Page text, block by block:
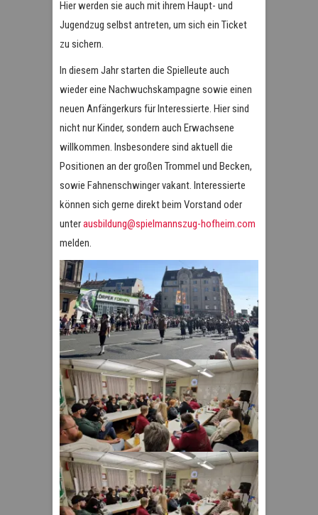
Hier werden sie auch mit ihrem Haupt- und
Jugendzug selbst antreten, um sich ein Ticket
zu sichern.
In diesem Jahr starten die Spielleute auch
wieder eine Nachwuchskampagne sowie einen
neuen Anfängerkurs für Interessierte. Hier sind
nicht nur Kinder, sondern auch Erwachsene
willkommen. Insbesondere sind aktuell die
Positionen an der großen Trommel und Becken,
sowie Fahnenschwinger vakant. Interessierte
können sich gerne direkt beim Vorstand oder
unterausbildung@spielmannszug-hofheim.com
melden.